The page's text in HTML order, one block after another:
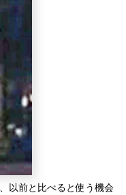
以前と比べると使う機会